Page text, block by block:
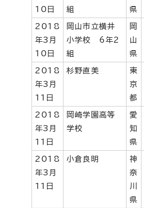
10日
組
県
2018
年3月
10日
岡山市立横井
小学校 6年2
組
岡
山
県
2018
年3月
11日
杉野直美
東
京
都
2018
年3月
11日
岡崎学園高等
学校
愛
知
県
2018
年3月
11日
小倉良明
神
奈
川
県